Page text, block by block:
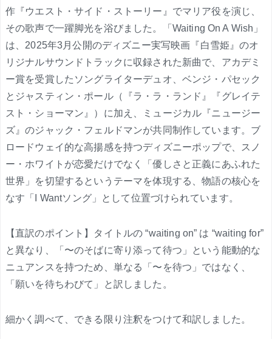
作『ウエスト・サイド・ストーリー』でマリア役を演じ、
その歌声で一躍脚光を浴びました。「Waiting On A Wish」
は、2025年3月公開のディズニー実写映画『白雪姫』のオ
リジナルサウンドトラックに収録された新曲で、アカデミ
ー賞を受賞したソングライターデュオ、ベンジ・パセック
とジャスティン・ポール（『ラ・ラ・ランド』『グレイテ
スト・ショーマン』）に加え、ミュージカル『ニュージー
ズ』のジャック・フェルドマンが共同制作しています。ブ
ロードウェイ的な高揚感を持つディズニーポップで、スノ
ー・ホワイトが恋愛だけでなく「優しさと正義にあふれた
世界」を切望するというテーマを体現する、物語の核心を
なす「I Wantソング」として位置づけられています。
【直訳のポイント】タイトルの “waiting on” は “waiting for”
と異なり、「〜のそばに寄り添って待つ」という能動的な
ニュアンスを持つため、単なる「〜を待つ」ではなく、
「願いを待ちわびて」と訳しました。
細かく調べて、できる限り注釈をつけて和訳しました。